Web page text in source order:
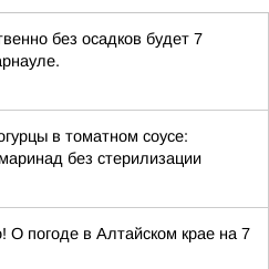
без осадков будет 7
в томатном соусе:
без стерилизации
О погоде в Алтайском крае на 7